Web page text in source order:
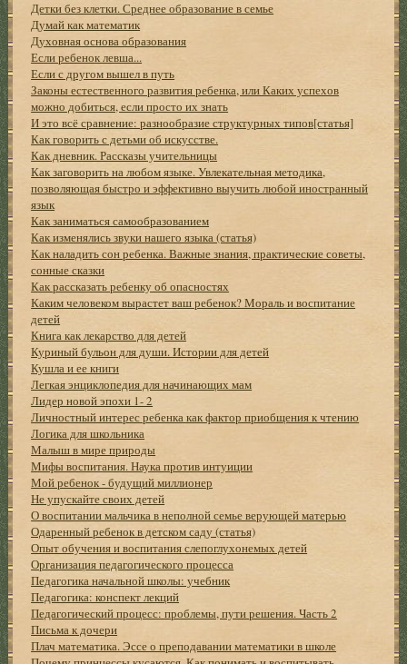
Детки без клетки. Среднее образование в семье
Думай как математик
Духовная основа образования
Если ребенок левша...
Если с другом вышел в путь
Законы естественного развития ребенка, или Каких успехов
можно добиться, если просто их знать
И это всё сравнение: разнообразие структурных типов[статья]
Как говорить с детьми об искусстве.
Как дневник. Рассказы учительницы
Как заговорить на любом языке. Увлекательная методика,
позволяющая быстро и эффективно выучить любой иностранный
язык
Как заниматься самообразованием
Как изменялись звуки нашего языка (статья)
Как наладить сон ребенка. Важные знания, практические советы,
сонные сказки
Как рассказать ребенку об опасностях
Каким человеком вырастет ваш ребенок? Мораль и воспитание
детей
Книга как лекарство для детей
Куриный бульон для души. Истории для детей
Кушла и ее книги
Легкая энциклопедия для начинающих мам
Лидер новой эпохи 1- 2
Личностный интерес ребенка как фактор приобщения к чтению
Логика для школьника
Малыш в мире природы
Мифы воспитания. Наука против интуиции
Мой ребенок - будущий миллионер
Не упускайте своих детей
О воспитании мальчика в неполной семье верующей матерью
Одаренный ребенок в детском саду (статья)
Опыт обучения и воспитания слепоглухонемых детей
Организация педагогического процесса
Педагогика начальной школы: учебник
Педагогика: конспект лекций
Педагогический процесс: проблемы, пути решения. Часть 2
Письма к дочери
Плач математика. Эссе о преподавании математики в школе